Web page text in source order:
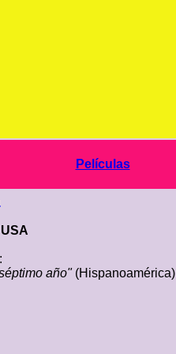
Películas
año"(Hispanoamérica)